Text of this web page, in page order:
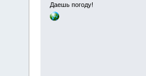
Даешь погоду!